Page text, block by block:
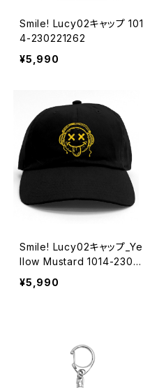
Smile! Lucy02キャップ 101
4-230221262
¥5,990
Smile! Lucy02キャップ_Ye
llow Mustard 1014-2302
21263
¥5,990